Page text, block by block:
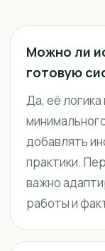
Можно ли
готовую
Да, её
добавлять
практики.
важно
работы и